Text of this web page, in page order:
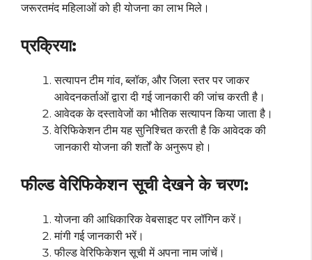
जरूरतमंद महिलाओं को ही योजना का लाभ मिले।
प्रक्रिया:
सत्यापन टीम गांव, ब्लॉक, और जिला स्तर पर जाकर
आवेदनकर्ताओं द्वारा दी गई जानकारी की जांच करती है।
आवेदक के दस्तावेजों का भौतिक सत्यापन किया जाता है।
वेरिफिकेशन टीम यह सुनिश्चित करती है कि आवेदक की
जानकारी योजना की शर्तों के अनुरूप हो।
फील्ड वेरिफिकेशन सूची देखने के चरण:
योजना की आधिकारिक वेबसाइट पर लॉगिन करें।
मांगी गई जानकारी भरें।
फील्ड वेरिफिकेशन सूची में अपना नाम जांचें।